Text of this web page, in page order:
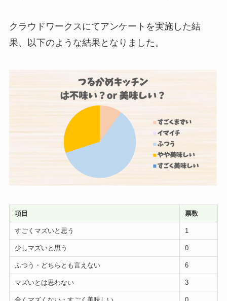
クラウドワークスにてアンケートを実施した結
果、以下のような結果となりました。
項目 票数
すごくマズいと思う 1
少しマズいと思う 0
ふつう・どちらとも言えない 6
マズいとは思わない 3